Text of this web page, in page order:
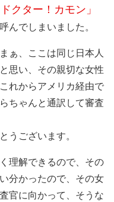
ドクター！カモン」
んでしまいました。
ぁ、ここは同じ日本人
思い、その親切な女性
れからアメリカ経由で
ちゃんと通訳して審査
うございます。
理解できるので、その
分かったので、その女
官に向かって、そうな